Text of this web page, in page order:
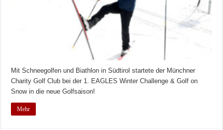
Mit Schneegolfen und Biathlon in Südtirol startete der Münchner
Charity Golf Club bei der 1. EAGLES Winter Challenge & Golf on
Snow in die neue Golfsaison!
Mehr